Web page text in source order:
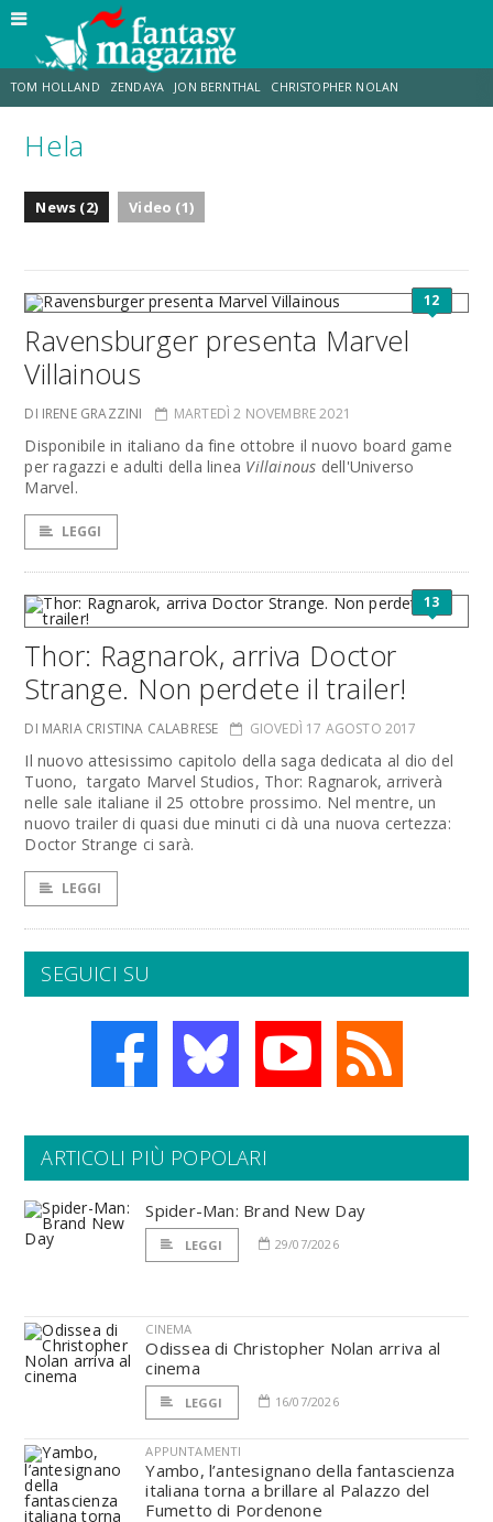
TOM HOLLAND ZENDAYA JON BERNTHAL CHRISTOPHER NOLAN
STRANIMONDI
Hela
News (2) Video (1)
12
Ravensburger presenta Marvel
Villainous
DI IRENE GRAZZINI MARTEDÌ 2 NOVEMBRE 2021
Disponibile in italiano da fine ottobre il nuovo board game
per ragazzi e adulti della linea Villainous dell'Universo
Marvel.
LEGGI
13
Thor: Ragnarok, arriva Doctor
Strange. Non perdete il trailer!
DI MARIA CRISTINA CALABRESE GIOVEDÌ 17 AGOSTO 2017
Il nuovo attesissimo capitolo della saga dedicata al dio del
Tuono, targato Marvel Studios, Thor: Ragnarok, arriverà
nelle sale italiane il 25 ottobre prossimo. Nel mentre, un
nuovo trailer di quasi due minuti ci dà una nuova certezza:
Doctor Strange ci sarà.
LEGGI
SEGUICI SU
ARTICOLI PIÙ POPOLARI
Spider-Man: Brand New Day
LEGGI 29/07/2026
CINEMA
Odissea di Christopher Nolan arriva al
cinema
LEGGI 16/07/2026
APPUNTAMENTI
Yambo, l’antesignano della fantascienza
italiana torna a brillare al Palazzo del
Fumetto di Pordenone